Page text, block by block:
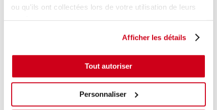
ou qu'ils ont collectées lors de votre utilisation de leurs
Afficher les détails
Tout autoriser
Personnaliser